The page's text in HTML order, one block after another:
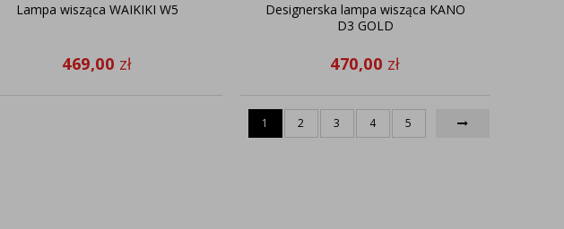
Lampa wisząca WAIKIKI W5
469,00 zł
Designerska lampa wisząca KANO
D3 GOLD
470,00 zł
1 2 3 4 5